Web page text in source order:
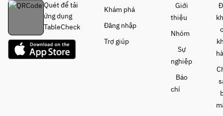
Quét để tải
ứng dụng
TableCheck
Khám phá
Đăng nhập
Trợ giúp
Giới
thiệu
Nhóm
Sự
nghiệp
Báo
chí